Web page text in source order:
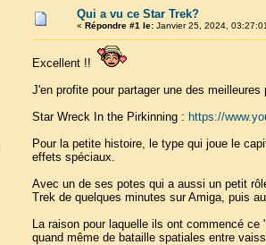
Qui a vu ce Star Trek?
« Répondre #1 le:Janvier 25, 2024,
Excellent !!
J'en profite pour partager une des
Star Wreck In the Pirkinning : https://
Pour la petite histoire, le type qui joue le
effets spéciaux.
Avec un de ses potes qui a aussi un petit
Trek de quelques minutes sur Amiga, puis
La raison pour laquelle ils ont commencé
quand même de bataille spatiales entre